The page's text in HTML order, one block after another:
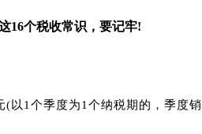
16个税收常识，要记牢!
1个季度为1个纳税期的，季度